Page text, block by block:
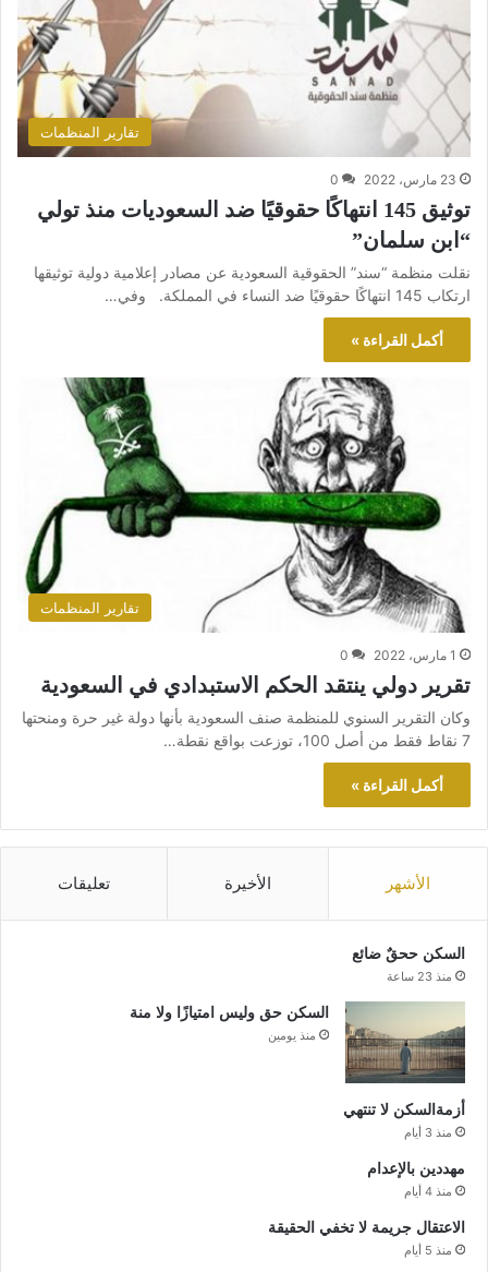
تقارير المنظمات
23 مارس، 2022 0
توثيق 145 انتهاكًا حقوقيًا ضد السعوديات منذ تولي
“ابن سلمان”
نقلت منظمة “سند” الحقوقية السعودية عن مصادر إعلامية دولية توثيقها
ارتكاب 145 انتهاكًا حقوقيًا ضد النساء في المملكة. وفي…
أكمل القراءة »
تقارير المنظمات
1 مارس، 2022 0
تقرير دولي ينتقد الحكم الاستبدادي في السعودية
وكان التقرير السنوي للمنظمة صنف السعودية بأنها دولة غير حرة ومنحتها
7 نقاط فقط من أصل 100، توزعت بواقع نقطة…
أكمل القراءة »
الأشهر الأخيرة تعليقات
السكن ححقٌ ضائع
منذ 23 ساعة
السكن حق وليس امتيازًا ولا منة
منذ يومين
أزمةالسكن لا تنتهي
منذ 3 أيام
مهددين بالإعدام
منذ 4 أيام
الاعتقال جريمة لا تخفي الحقيقة
منذ 5 أيام